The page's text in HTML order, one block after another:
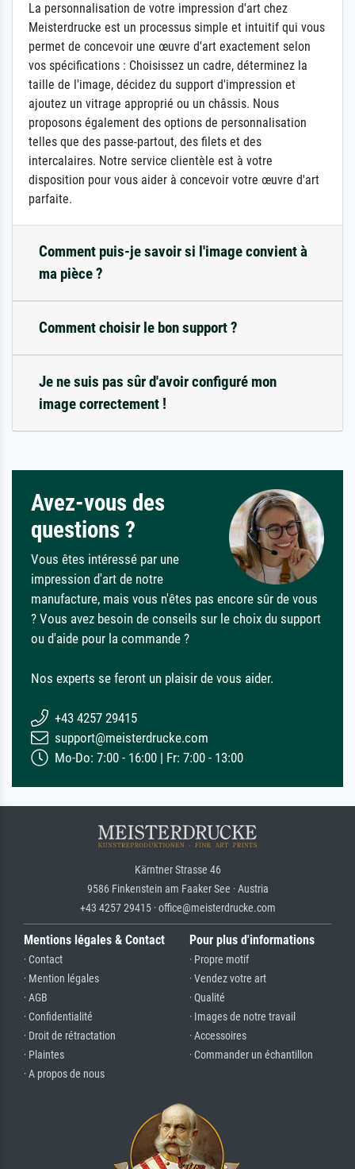
La personnalisation de votre impression d'art chez
Meisterdrucke est un processus simple et intuitif qui vous
permet de concevoir une œuvre d'art exactement selon
vos spécifications : Choisissez un cadre, déterminez la
taille de l'image, décidez du support d'impression et
ajoutez un vitrage approprié ou un châssis. Nous
proposons également des options de personnalisation
telles que des passe-partout, des filets et des
intercalaires. Notre service clientèle est à votre
disposition pour vous aider à concevoir votre œuvre d'art
parfaite.
Comment puis-je savoir si l'image convient à
ma pièce ?
Comment choisir le bon support ?
Je ne suis pas sûr d'avoir configuré mon
image correctement !
Avez-vous des
questions ?
Vous êtes intéressé par une
impression d'art de notre
manufacture, mais vous n'êtes pas encore sûr de vous
? Vous avez besoin de conseils sur le choix du support
ou d'aide pour la commande ?
Nos experts se feront un plaisir de vous aider.
+43 4257 29415
support@meisterdrucke.com
Mo-Do: 7:00 - 16:00 | Fr: 7:00 - 13:00
Kärntner Strasse 46
9586 Finkenstein am Faaker See · Austria
+43 4257 29415 · office@meisterdrucke.com
Mentions légales & Contact
· Contact
· Mention légales
· AGB
· Confidentialité
· Droit de rétractation
· Plaintes
· A propos de nous
Pour plus d'informations
· Propre motif
· Vendez votre art
· Qualité
· Images de notre travail
· Accessoires
· Commander un échantillon